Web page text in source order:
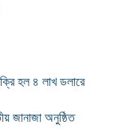
হল ৪ লাখ ডলারে
জানাজা অনুষ্ঠিত